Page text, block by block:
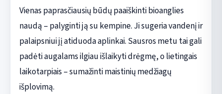
Vienas paprasčiausių būdų paaiškinti bioanglies
naudą – palyginti ją su kempine. Ji sugeria vandenį ir
palaipsniui jį atiduoda aplinkai. Sausros metu tai gali
padėti augalams ilgiau išlaikyti drėgmę, o lietingais
laikotarpiais – sumažinti maistinių medžiagų
išplovimą.